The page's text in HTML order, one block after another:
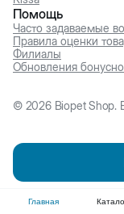
Помощь
Часто задаваемые
Правила оценки
Филиалы
Обновления
© 2026Biopet Shop.
Главная